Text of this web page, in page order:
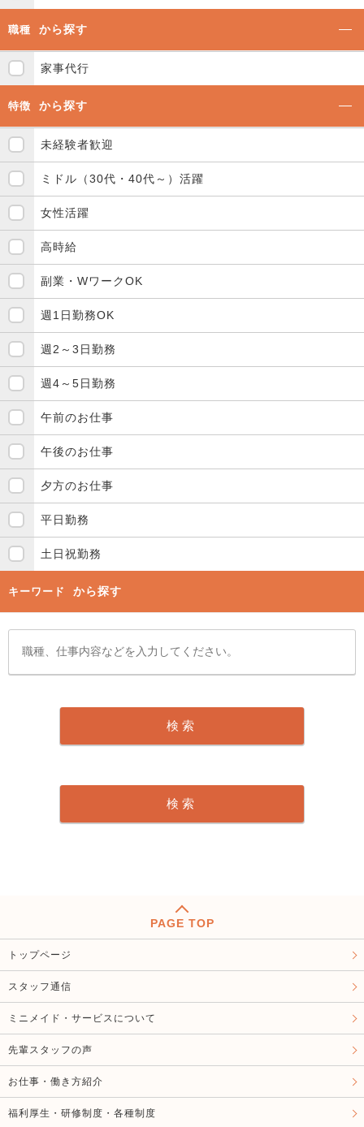
職種 から探す
家事代行
特徴 から探す
未経験者歓迎
ミドル（30代・40代～）活躍
女性活躍
高時給
副業・WワークOK
週1日勤務OK
週2～3日勤務
週4～5日勤務
午前のお仕事
午後のお仕事
夕方のお仕事
平日勤務
土日祝勤務
キーワード から探す
PAGE TOP
トップページ
スタッフ通信
ミニメイド・サービスについて
先輩スタッフの声
お仕事・働き方紹介
福利厚生・研修制度・各種制度